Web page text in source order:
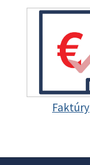
Faktúry